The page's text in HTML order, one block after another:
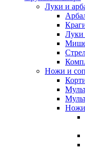
Луки и
Луки
Ножи и
Ножи